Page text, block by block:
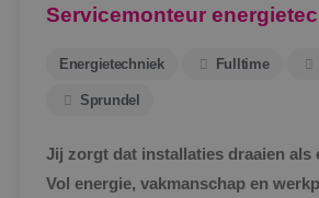
Servicemonteur
Energietechniek Fulltime
Sprundel
Jij zorgt dat installaties draaien als
Vol energie, vakmanschap en